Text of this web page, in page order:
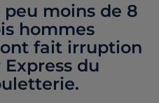
moins de 8
hommes
fait irruption
du